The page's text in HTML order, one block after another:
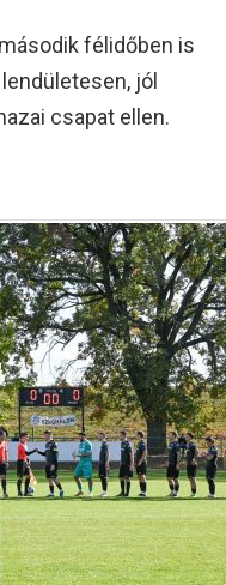
félidőben is
jól
csapat ellen.